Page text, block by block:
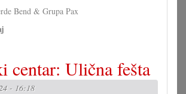
Bend & Grupa Pax
centar: Ulična fešta
- 16:18